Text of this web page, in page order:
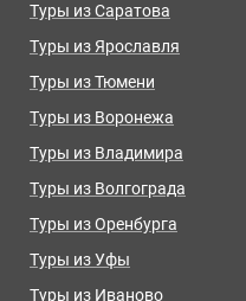
Туры из Саратова
Туры из Ярославля
Туры из Тюмени
Туры из Воронежа
Туры из Владимира
Туры из Волгограда
Туры из Оренбурга
Туры из Уфы
Туры из Иваново